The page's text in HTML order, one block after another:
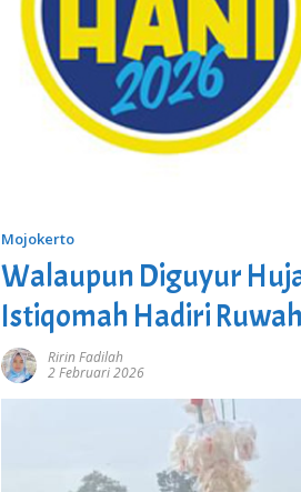
Mojokerto
Walaupun Diguyur
Istiqomah Hadiri
Ririn Fadilah
2 Februari 2026